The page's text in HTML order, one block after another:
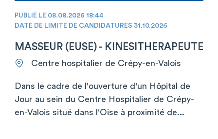
PUBLIÉ LE 08.08.2026 18:44
DATE DE LIMITE DE CANDIDATURES 31.10.2026
MASSEUR (EUSE) - KINESITHERAPEUTE
Centre hospitalier de Crépy-en-Valois
Dans le cadre de l'ouverture d'un Hôpital de
Jour au sein du Centre Hospitalier de Crépy-
en-Valois situé dans l'Oise à proximité de...